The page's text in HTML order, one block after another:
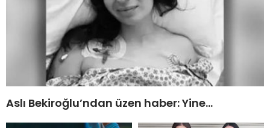
Aslı Bekiroğlu’ndan üzen haber: Yine…